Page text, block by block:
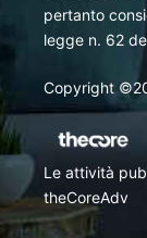
pertanto
legge n. 62
Copyright
Le attività
theCoreAdv